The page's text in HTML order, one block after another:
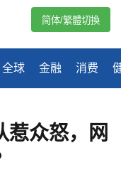
全球 金融 消费
简体/繁體切換
惹众怒，网